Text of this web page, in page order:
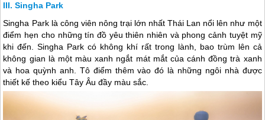
Singha Park
Singha Park là công viên nông trại lớn nhấtThái Lan nổi lên như một
điểm hẹn cho những tín đồ yêu thiên nhiên và phong cảnh tuyệt mỹ
khi đến. Singha Park có không khí rất trong lành, bao trùm lên cả
không gian là một màu xanh ngắt mát mắt của cánh đồng trà xanh
và hoa quỳnh anh. Tô điểm thêm vào đó là những ngôi nhà được
thiết kế theo kiểu Tây Âu đầy màu sắc.